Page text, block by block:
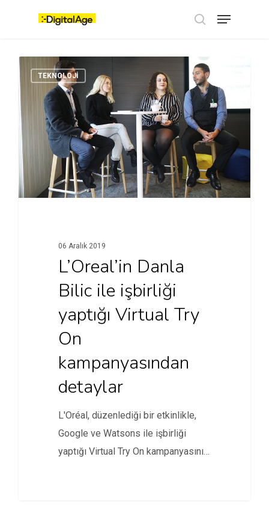
Menu
TEKNOLOJI
06 Aralık 2019
L’Oreal’in Danla
Bilic ile işbirliği
yaptığı Virtual Try
On
kampanyasından
detaylar
L'Oréal, düzenlediği bir etkinlikle,
Google ve Watsons ile işbirliği
yaptığı Virtual Try On kampanyasının